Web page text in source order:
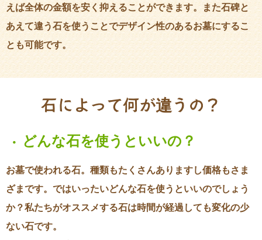
えば全体の金額を安く抑えることができます。また石碑と
あえて違う石を使うことでデザイン性のあるお墓にするこ
とも可能です。
石によって何が違うの？
・ どんな石を使うといいの？
お墓で使われる石。種類もたくさんありますし価格もさま
ざまです。ではいったいどんな石を使うといいのでしょう
か？私たちがオススメする石は時間が経過しても変化の少
ない石です。